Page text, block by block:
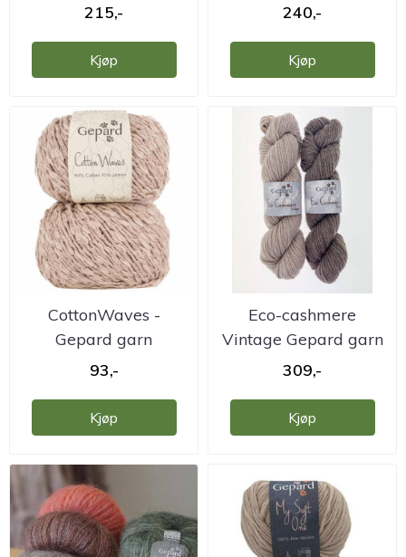
215,-
Kjøp
240,-
Kjøp
CottonWaves -
Gepard garn
93,-
Kjøp
Eco-cashmere
Vintage Gepard garn
309,-
Kjøp